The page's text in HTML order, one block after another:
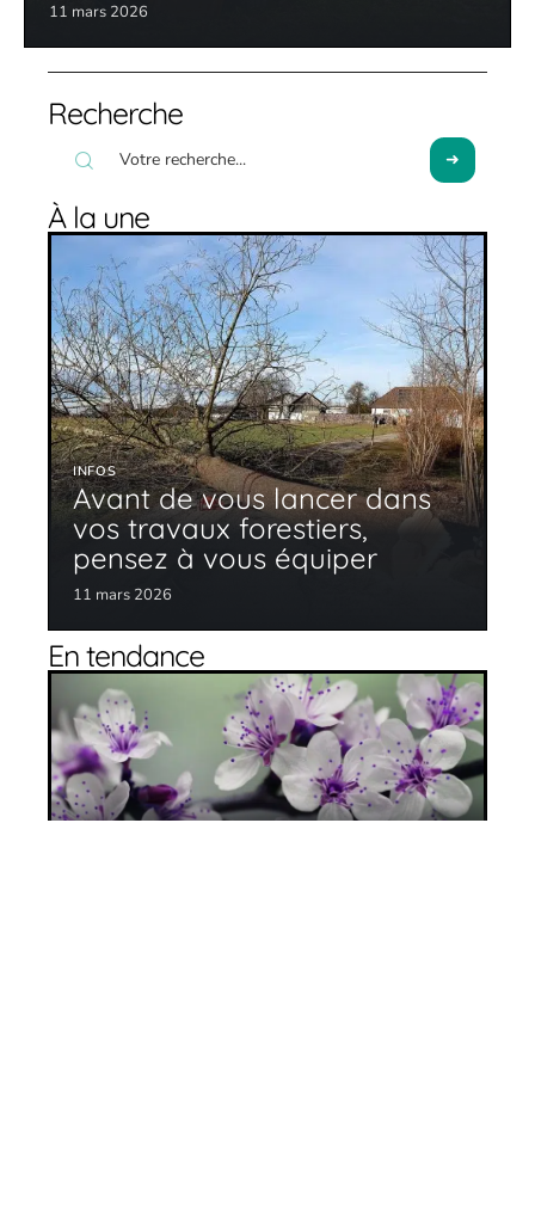
11 mars 2026
Recherche
À la une
INFOS
Avant de vous lancer dans
vos travaux forestiers,
pensez à vous équiper
11 mars 2026
En tendance
Les produits biologiques pour le jardin